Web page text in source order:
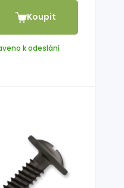
Koupit
k odeslání